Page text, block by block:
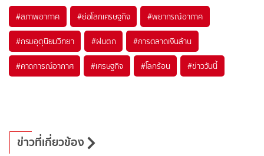
#สภาพอากาศ #ย่อโลกเศรษฐกิจ #พยากรณ์อากาศ
#กรมอุตุนิยมวิทยา #ฝนตก #การตลาดเงินล้าน
#คาดการณ์อากาศ #เศรษฐกิจ #โลกร้อน #ข่าววันนี้
ข่าวที่เกี่ยวข้อง